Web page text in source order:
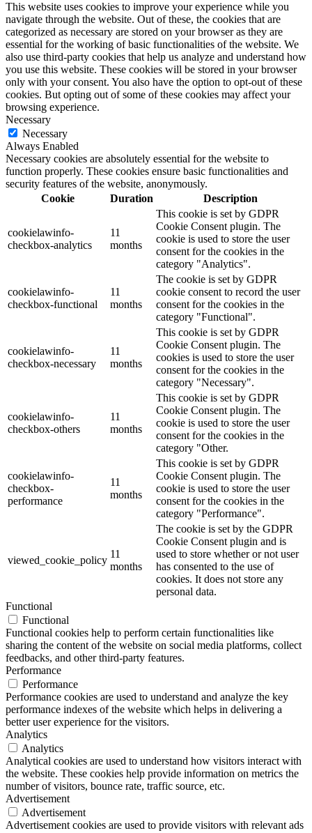
This website uses cookies to improve your experience while you
navigate through the website. Out of these, the cookies that are
categorized as necessary are stored on your browser as they are
essential for the working of basic functionalities of the website. We
also use third-party cookies that help us analyze and understand how
you use this website. These cookies will be stored in your browser
only with your consent. You also have the option to opt-out of these
cookies. But opting out of some of these cookies may affect your
browsing experience.
Necessary
Necessary
Always Enabled
Necessary cookies are absolutely essential for the website to
function properly. These cookies ensure basic functionalities and
security features of the website, anonymously.
Cookie
Duration Description
cookielawinfo-
checkbox-analytics
11
months
This cookie is set by GDPR
Cookie Consent plugin. The
cookie is used to store the user
consent for the cookies in the
category "Analytics".
cookielawinfo-
checkbox-functional
11
months
The cookie is set by GDPR
cookie consent to record the user
consent for the cookies in the
category "Functional".
cookielawinfo-
checkbox-necessary
11
months
This cookie is set by GDPR
Cookie Consent plugin. The
cookies is used to store the user
consent for the cookies in the
category "Necessary".
cookielawinfo-
checkbox-others
11
months
This cookie is set by GDPR
Cookie Consent plugin. The
cookie is used to store the user
consent for the cookies in the
category "Other.
cookielawinfo-
checkbox-
performance
11
months
This cookie is set by GDPR
Cookie Consent plugin. The
cookie is used to store the user
consent for the cookies in the
category "Performance".
viewed_cookie_policy
11
months
The cookie is set by the GDPR
Cookie Consent plugin and is
used to store whether or not user
has consented to the use of
cookies. It does not store any
personal data.
Functional
Functional
Functional cookies help to perform certain functionalities like
sharing the content of the website on social media platforms, collect
feedbacks, and other third-party features.
Performance
Performance
Performance cookies are used to understand and analyze the key
performance indexes of the website which helps in delivering a
better user experience for the visitors.
Analytics
Analytics
Analytical cookies are used to understand how visitors interact with
the website. These cookies help provide information on metrics the
number of visitors, bounce rate, traffic source, etc.
Advertisement
Advertisement
Advertisement cookies are used to provide visitors with relevant ads